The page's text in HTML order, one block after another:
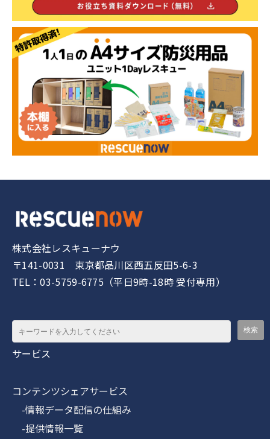
株式会社レスキューナウ
〒141-0031 東京都品川区西五反田5-6-3
TEL：03-5759-6775（平日9時-18時 受付専用）
サービス
コンテンツシェアサービス
-情報データ配信の仕組み
-提供情報一覧